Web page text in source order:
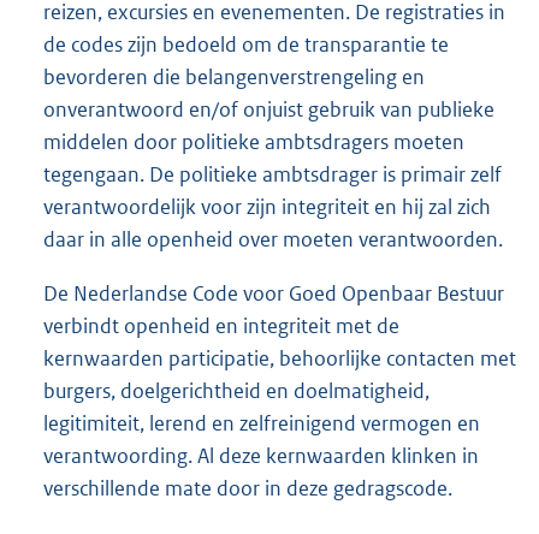
reizen, excursies en evenementen. De registraties in
de codes zijn bedoeld om de transparantie te
bevorderen die belangenverstrengeling en
onverantwoord en/of onjuist gebruik van publieke
middelen door politieke ambtsdragers moeten
tegengaan. De politieke ambtsdrager is primair zelf
verantwoordelijk voor zijn integriteit en hij zal zich
daar in alle openheid over moeten verantwoorden.
De Nederlandse Code voor Goed Openbaar Bestuur
verbindt openheid en integriteit met de
kernwaarden participatie, behoorlijke contacten met
burgers, doelgerichtheid en doelmatigheid,
legitimiteit, lerend en zelfreinigend vermogen en
verantwoording. Al deze kernwaarden klinken in
verschillende mate door in deze gedragscode.